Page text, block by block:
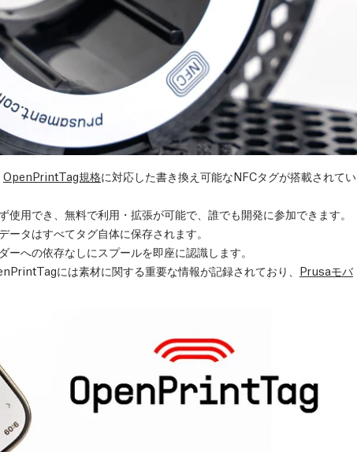
OpenPrintTag規格に対応した書き換え可能なNFCタグが搭載されてい
用でき、無料で利用・拡張が可能で、誰でも開発に参加できます。
タはすべてタグ自体に保存されます。
への依存なしにスプールを即座に認識します。
には素材に関する重要な情報が記録されており、 Prusaモバ